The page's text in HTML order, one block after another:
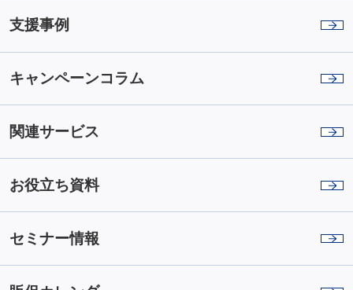
支援事例
キャンペーンコラム
関連サービス
お役立ち資料
セミナー情報